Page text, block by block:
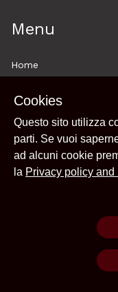
Menu
Home
Explore
Paths
Privacy policy and use
Cookies
Questo sito utilizza
parti. Se vuoi
ad alcuni cookie
la Privacy policy and